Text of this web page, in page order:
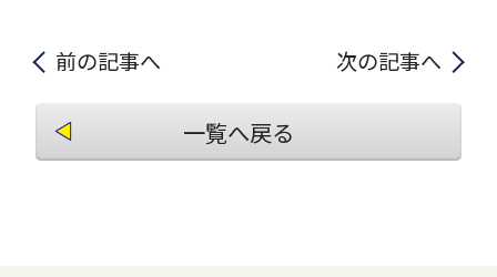
前の記事へ 次の記事へ
一覧へ戻る